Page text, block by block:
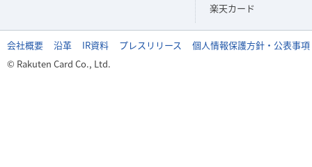
楽天カード
会社概要 沿革 IR資料 プレスリリース
個人情報保護方針・公表事項
© Rakuten Card Co., Ltd.